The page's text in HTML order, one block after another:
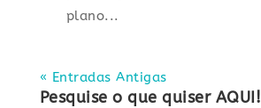
plano...
« Entradas Antigas
Pesquise o que quiser AQUI!